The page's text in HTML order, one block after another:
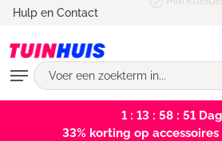
Hulp en Contact
1 : 13 : 58 : 51
33% korting op